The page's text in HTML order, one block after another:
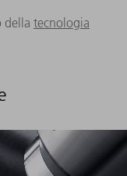
della tecnologia